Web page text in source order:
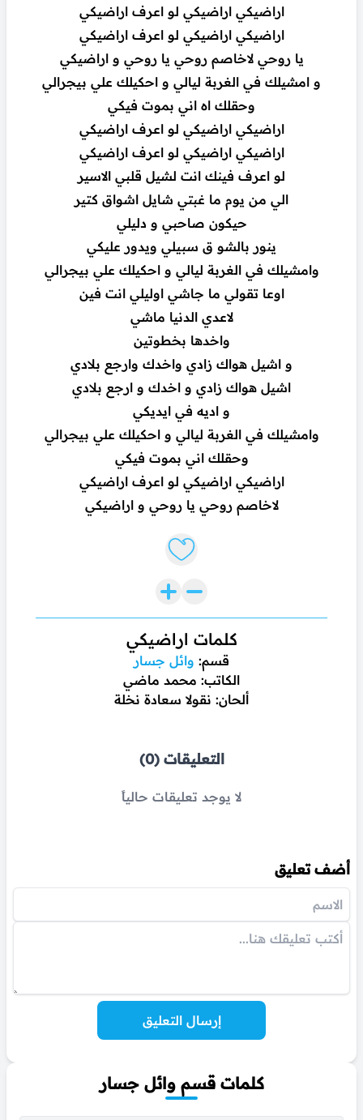
اراضيكي اراضيكي لو اعرف اراضيكي
اراضيكي اراضيكي لو اعرف اراضيكي
يا روحي لاخاصم روحي يا روحي و اراضيكي
و امشيلك في الغربة ليالي و احكيلك علي بيجرالي
وحقلك اه اني بموت فيكي
اراضيكي اراضيكي لو اعرف اراضيكي
اراضيكي اراضيكي لو اعرف اراضيكي
لو اعرف فينك انت لشيل قلبي الاسير
الي من يوم ما غبتي شايل اشواق كتير
حيكون صاحبي و دليلي
ينور بالشو ق سبيلي ويدور عليكي
وامشيلك في الغربة ليالي و احكيلك علي بيجرالي
اوعا تقولي ما جاشي اوليلي انت فين
لاعدي الدنيا ماشي
واخدها بخطوتين
و اشيل هواك زادي واخدك وارجع بلادي
اشيل هواك زادي و اخدك و ارجع بلادي
و اديه في ايديكي
وامشيلك في الغربة ليالي و احكيلك علي بيجرالي
وحقلك اني بموت فيكي
اراضيكي اراضيكي لو اعرف اراضيكي
لاخاصم روحي يا روحي و اراضيكي
Like lyrics
كلمات اراضيكي
قسم: وائل جسار
الكاتب: محمد ماضي
ألحان: نقولا سعادة نخلة
التعليقات (0)
لا يوجد تعليقات حالياً
أضف تعليق
إرسال التعليق
كلمات قسم وائل جسار